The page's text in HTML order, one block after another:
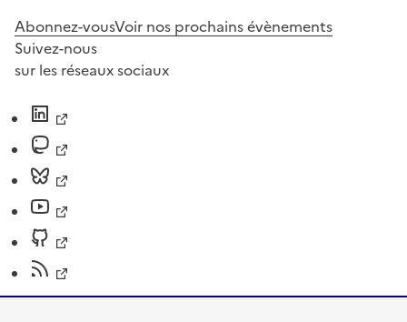
Abonnez-vousVoir nos prochains évènements
Suivez-nous
sur les réseaux sociaux